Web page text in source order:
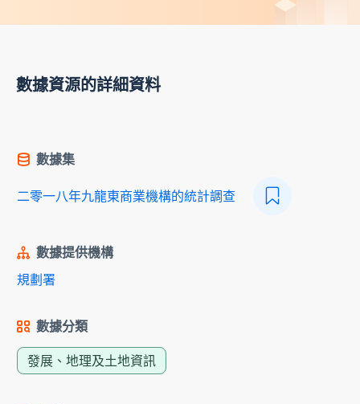
數據資源的詳細資料
數據集
二零一八年九龍東商業機構的統計調查
數據提供機構
規劃署
數據分類
發展、地理及土地資訊